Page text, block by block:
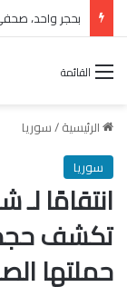
القائمة
الرئيسية/سوريا
سوريا
انتقامًا لـ
تكشف حجم
حملتها